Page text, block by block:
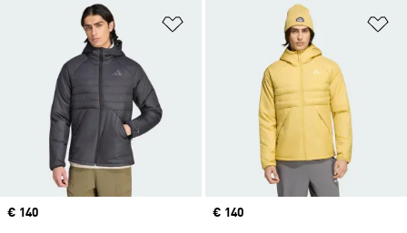
Añadir a la lista de deseos
Precio
€ 140
Precio
€ 140